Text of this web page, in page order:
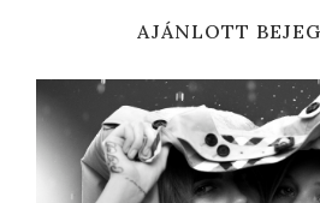
AJÁNLOTT